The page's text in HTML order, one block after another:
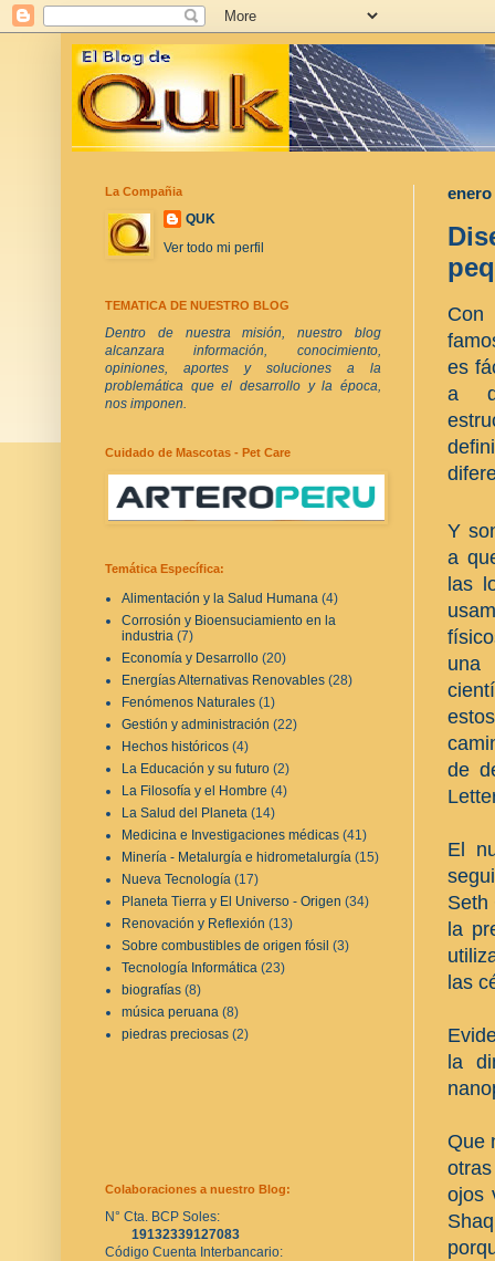
enero
es
a
Y
a
las
una
de
El
Seth
la
las
la
Que
ojos
La Compañia
QUK
Ver todo mi perfil
TEMATICA DE NUESTRO BLOG
Dentro de nuestra misión, nuestro blog
alcanzara información, conocimiento,
opiniones, aportes y soluciones a la
problemática que el desarrollo y la época,
nos imponen.
Cuidado de Mascotas - Pet Care
Temática Específica:
Alimentación y la Salud Humana (4)
Corrosión y Bioensuciamiento en la
industria (7)
Economía y Desarrollo (20)
Energías Alternativas Renovables (28)
Fenómenos Naturales (1)
Gestión y administración (22)
Hechos históricos (4)
La Educación y su futuro (2)
La Filosofía y el Hombre (4)
La Salud del Planeta (14)
Medicina e Investigaciones médicas (41)
Minería - Metalurgía e hidrometalurgía (15)
Nueva Tecnología (17)
Planeta Tierra y El Universo - Origen (34)
Renovación y Reflexión (13)
Sobre combustibles de origen fósil (3)
Tecnología Informática (23)
biografías (8)
música peruana (8)
piedras preciosas (2)
Colaboraciones a nuestro Blog:
N° Cta. BCP Soles:
19132339127083
Código Cuenta Interbancario: